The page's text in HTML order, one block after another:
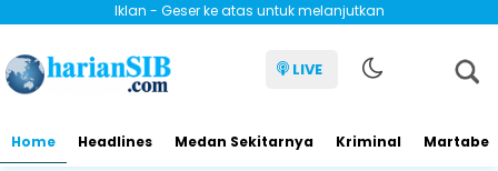
Iklan - Geser ke atas untuk melanjutkan
LIVE
Home Headlines Medan Sekitarnya Kriminal Martabe